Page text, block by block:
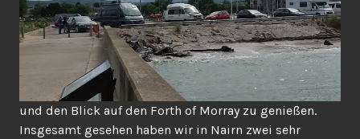
und den Blick auf den Forth of Morray zu genießen.
Insgesamt gesehen haben wir in Nairn zwei sehr